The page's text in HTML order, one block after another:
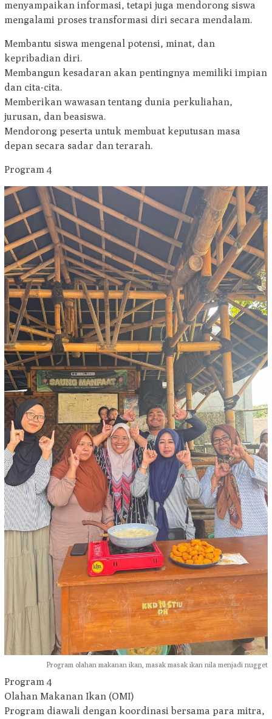
menyampaikan informasi, tetapi juga mendorong siswa
mengalami proses transformasi diri secara mendalam.
Membantu siswa mengenal potensi, minat, dan
kepribadian diri.
Membangun kesadaran akan pentingnya memiliki impian
dan cita-cita.
Memberikan wawasan tentang dunia perkuliahan,
jurusan, dan beasiswa.
Mendorong peserta untuk membuat keputusan masa
depan secara sadar dan terarah.
Program 4
Program olahan makanan ikan, masak masak ikan nila menjadi nugget
Program 4
Olahan Makanan Ikan (OMI)
Program diawali dengan koordinasi bersama para mitra,